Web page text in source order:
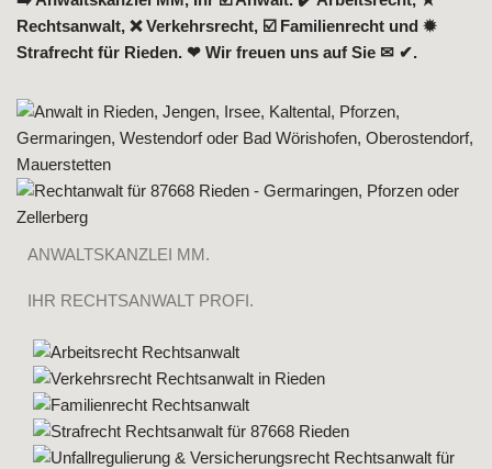
Rechtsanwalt, ❌ Verkehrsrecht, ☑️ Familienrecht und ✹
Strafrecht für Rieden. ❤ Wir freuen uns auf Sie ✉ ✔.
ANWALTSKANZLEI MM.
IHR RECHTSANWALT PROFI.